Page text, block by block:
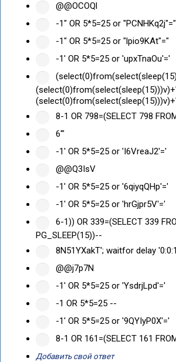
@@OCOQl
-1" OR 5*5=25 or "PCNHKq2j"="
-1" OR 5*5=25 or "lpio9KAt"="
-1' OR 5*5=25 or 'upxTnaOu'='
8-1 OR 798=(SELECT 798
6'"
-1' OR 5*5=25 or 'I6VreaJ2'='
@@Q3IsV
-1' OR 5*5=25 or '6qiyqQHp'='
-1' OR 5*5=25 or 'hrGjpr5V'='
6-1)) OR 339=(SELECT 339
PG_SLEEP(15))--
8N51YXakT'; waitfor delay
@@j7p7N
-1' OR 5*5=25 or 'YsdrjLpd'='
-1 OR 5*5=25 --
-1' OR 5*5=25 or '9QYIyP0X'='
8-1 OR 161=(SELECT 161
Добавить свой ответ